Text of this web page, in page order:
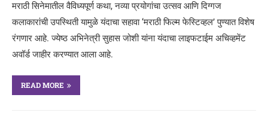
मराठी सिनेमातील वैविध्यपूर्ण कथा, नव्या प्रयोगांचा उत्सव आणि दिग्गज
कलाकारांची उपस्थिती यामुळे यंदाचा सहावा ‘मराठी फिल्म फेस्टिव्हल’ पुण्यात विशेष
रंगणार आहे. ज्येष्ठ अभिनेत्री सुहास जोशी यांना यंदाचा लाइफटाईम अचिव्हमेंट
अवॉर्ड जाहीर करण्यात आला आहे.
READ MORE